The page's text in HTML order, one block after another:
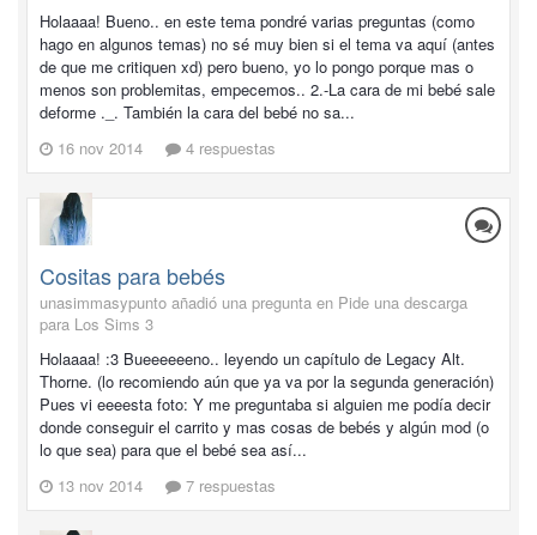
Holaaaa! Bueno.. en este tema pondré varias preguntas (como
hago en algunos temas) no sé muy bien si el tema va aquí (antes
de que me critiquen xd) pero bueno, yo lo pongo porque mas o
menos son problemitas, empecemos.. 2.-La cara de mi bebé sale
deforme ._. También la cara del bebé no sa...
16 nov 2014
4 respuestas
Cositas para bebés
unasimmasypunto añadió una pregunta en Pide una descarga
para Los Sims 3
Holaaaa! :3 Bueeeeeeno.. leyendo un capítulo de Legacy Alt.
Thorne. (lo recomiendo aún que ya va por la segunda generación)
Pues vi eeeesta foto: Y me preguntaba si alguien me podía decir
donde conseguir el carrito y mas cosas de bebés y algún mod (o
lo que sea) para que el bebé sea así...
13 nov 2014
7 respuestas